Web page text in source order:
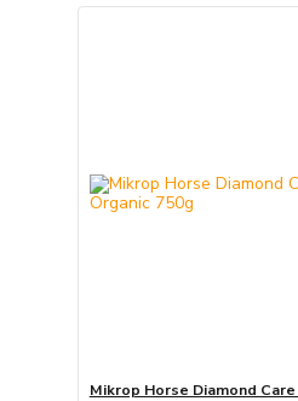
Mikrop Horse Diamond